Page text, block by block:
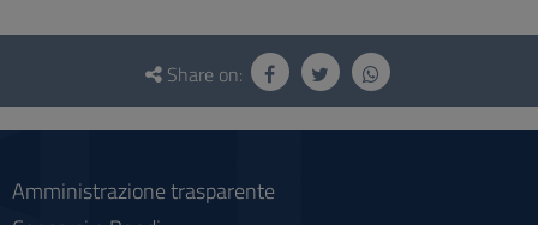
Questionnaire
social
Share on:
Amministrazione trasparente